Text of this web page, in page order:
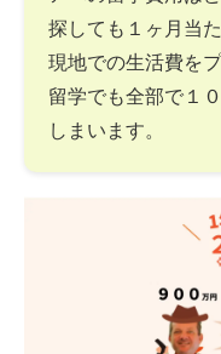
探しても１ヶ月当
現地での生活費を
留学でも全部で１
しまいます。